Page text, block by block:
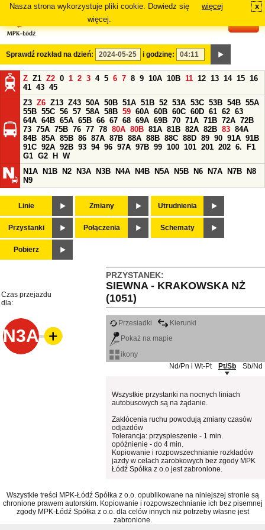
Nasza strona wykorzystuje pliki cookie. Dowiedz się
więcej.
więcej x
Sprawdź rozkład na dzień: i godzinę:
Z Z1 Z2 0 1 2 3 4 5 6 7 8 9 10A 10B 11 12 13 14 15 16
41 43 45
Z3 Z6 Z13 Z43 50A 50B 51A 51B 52 53A 53C 53B 54B 55A
55B 55C 56 57 58A 58B 59 60A 60B 60C 60D 61 62 63
64A 64B 65A 65B 66 67 68 69A 69B 70 71A 71B 72A 72B
73 75A 75B 76 77 78 80A 80B 81A 81B 82A 82B 83 84A
84B 85A 85B 86 87A 87B 88A 88B 88C 88D 89 90 91A 91B
91C 92A 92B 93 94 96 97A 97B 99 100 101 201 202 6.
F1
G1 G2 H
W
N1A
N1B N2 N3A N3B N4A N4B N5A N5B N6 N7A N7B
N8
N9
Linie Zmiany Utrudnienia
Przystanki Połączenia Schematy
Pobierz
PRZYSTANEK:
SIEWNA - KRAKOWSKA NŻ
(1051)
Czas przejazdu
dla:
N3A
Przesiadki
Kierunki
Pokaż na mapie
ikony
Nd/Pn i Wt-Pt
Pt/Sb Sb/Nd
Wszystkie przystanki na nocnych liniach
autobusowych są na żądanie.
Zakłócenia ruchu powodują zmiany czasów
odjazdów
Tolerancja: przyspieszenie - 1 min.
opóźnienie - do 4 min.
Kopiowanie i rozpowszechnianie rozkładów
jazdy w celach zarobkowych bez zgody MPK
Łódź Spółka z o.o jest zabronione.
Wszystkie treści MPK-Łódź Spółka z o.o. opublikowane na niniejszej stronie są
chronione prawem autorskim. Kopiowanie i rozpowszechnianie ich bez pisemnej
zgody MPK-Łódź Spółka z o.o. dla celów innych niż potrzeby własne jest
zabronione.